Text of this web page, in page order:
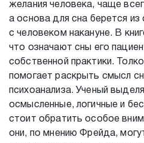
желания человека, чаще
а основа для сна берется
с человеком накануне. В
что означают сны его
собственной практики.
помогает раскрыть смысл
психоанализа. Ученый
осмысленные, логичные и
стоит обратить особое
они, по мнению Фрейда,